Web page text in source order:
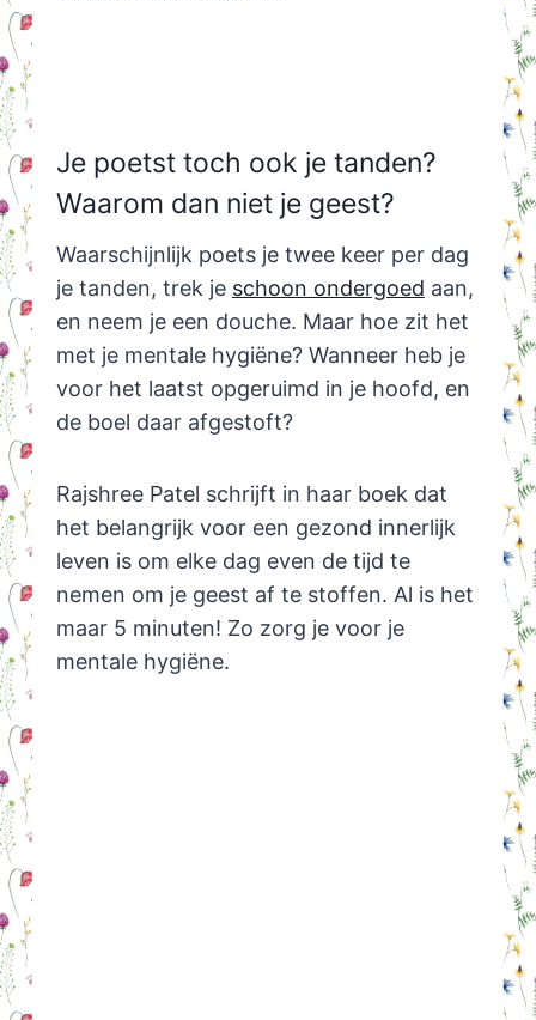
Je poetst toch ook je tanden?
Waarom dan niet je geest?
Waarschijnlijk poets je twee keer per dag
je tanden, trek je schoon ondergoed aan,
en neem je een douche. Maar hoe zit het
met je mentale hygiëne? Wanneer heb je
voor het laatst opgeruimd in je hoofd, en
de boel daar afgestoft?
Rajshree Patel schrijft in haar boek dat
het belangrijk voor een gezond innerlijk
leven is om elke dag even de tijd te
nemen om je geest af te stoffen. Al is het
maar 5 minuten! Zo zorg je voor je
mentale hygiëne.